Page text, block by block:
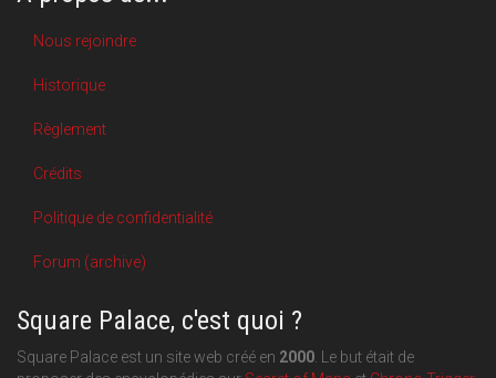
Nous rejoindre
Historique
Règlement
Crédits
Politique de confidentialité
Forum (archive)
Square Palace, c'est quoi ?
Square Palace est un site web créé en 2000 . Le but était de